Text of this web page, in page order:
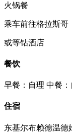
火锅餐
乘车前往格拉斯哥
或等钻酒店
餐饮
早餐：自理 中餐：
住宿
东基尔布赖德温德